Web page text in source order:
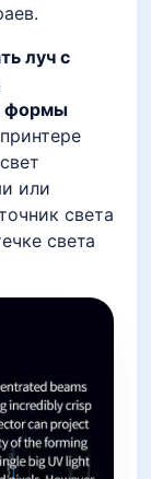
луч с
формы
или
света
света